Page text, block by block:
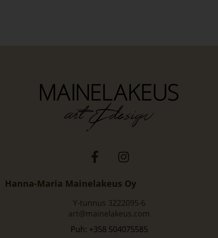
Hanna-Maria Mainelakeus Oy
Y-tunnus 3222095-6
art@mainelakeus.com
Puh: +358 504075585